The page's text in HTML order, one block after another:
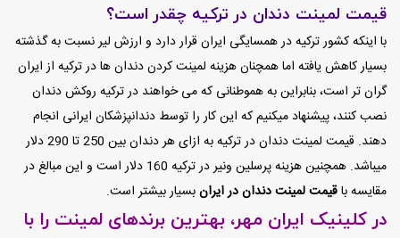
قیمت لمینت دندان در ترکیه چقدر است؟
با اینکه کشور ترکیه در همسایگی ایران قرار دارد و ارزش لیر نسبت به گذشته
بسیار کاهش یافته اما همچنان هزینه لمینت کردن دندان ها در ترکیه از ایران
گران تر است، بنابراین به هموطنانی که می خواهند در ترکیه روکش دندان
نصب کنند، پیشنهاد میکنیم که این کار را توسط دندانپزشکان ایرانی انجام
دهند. قیمت لمینت دندان در ترکیه به ازای هر دندان بین 250 تا 290 دلار
میباشد. همچنین هزینه پرسلین ونیر در ترکیه 160 دلار است و این مبالغ در
مقایسه باقیمت لمینت دندان در ایرانبسیار بیشتر است.
در کلینیک ایران مهر، بهترین برندهای لمینت را با